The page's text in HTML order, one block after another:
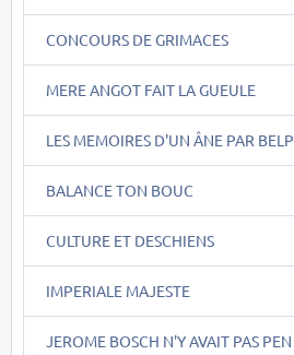
CONCOURS DE GRIMACES
MERE ANGOT FAIT LA GUEULE
LES MEMOIRES D'UN ÂNE PAR BELP
BALANCE TON BOUC
CULTURE ET DESCHIENS
IMPERIALE MAJESTE
JEROME BOSCH N'Y AVAIT PAS PEN